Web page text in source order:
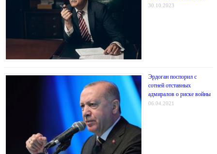
30.10.2023
Эрдоган поспорил с
сотней отставных
адмиралов о риске войны
06.04.2021